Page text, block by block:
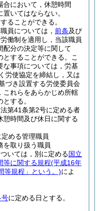
合において，休憩時間
いてはならない。
ることができる。
員については， 前条及び
働制を適用し，当該職員
配分の決定等に関して
することができる。
こ
な事項については，労基
労使協定を締結し，又は
づき設置する労使委員会
これらをあらかじめ所轄
する。
第41条第2号に定める者
憩時間及び休日に関する
定める管理職員
を取り扱う職員
いては，別に定める国立
等に関する規程(平成16年
等規程」という。)によ
号に定める日とする。